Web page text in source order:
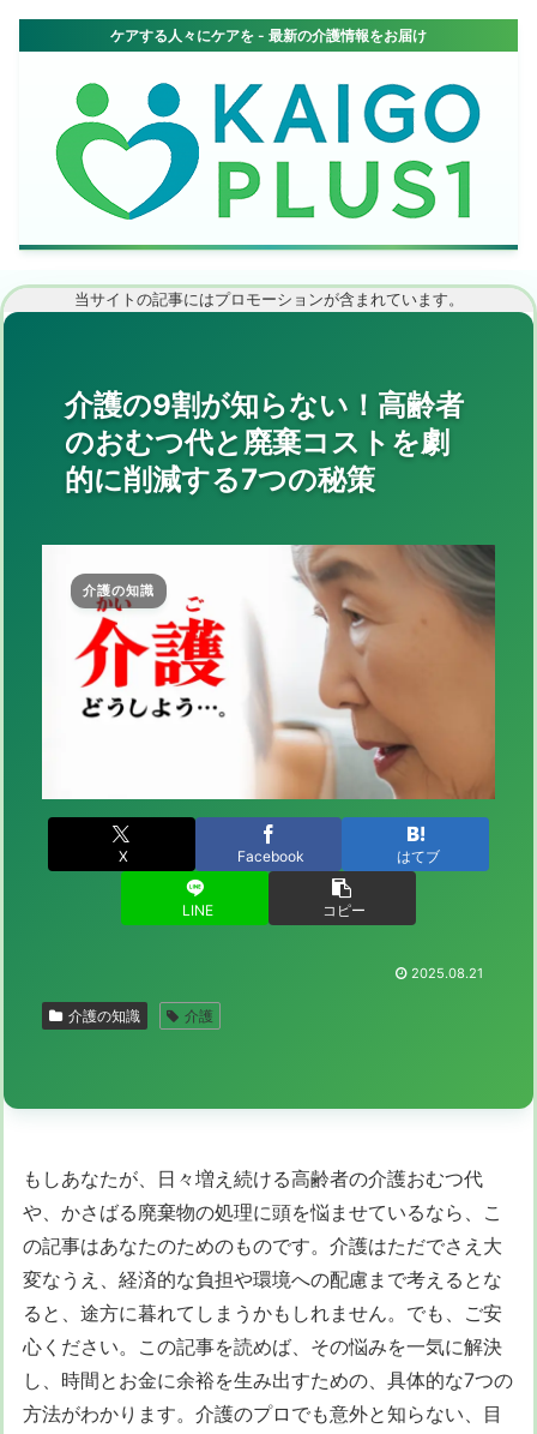
当サイトの記事にはプロモーションが含まれています。
介護の9割が知らない！高齢者
のおむつ代と廃棄コストを劇
的に削減する7つの秘策
介護の知識
X Facebook はてブ
LINE コピー
2025.08.21
介護の知識 介護
もしあなたが、日々増え続ける高齢者の介護おむつ代
や、かさばる廃棄物の処理に頭を悩ませているなら、こ
の記事はあなたのためのものです。介護はただでさえ大
変なうえ、経済的な負担や環境への配慮まで考えるとな
ると、途方に暮れてしまうかもしれません。でも、ご安
心ください。この記事を読めば、その悩みを一気に解決
し、時間とお金に余裕を生み出すための、具体的な7つの
方法がわかります。介護のプロでも意外と知らない、目